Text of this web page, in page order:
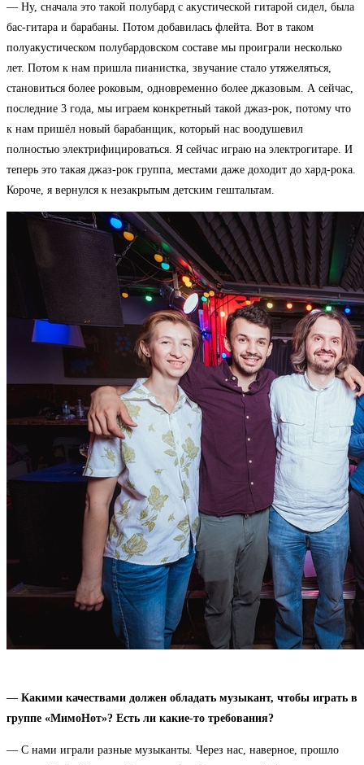
— Ну, сначала это такой полубард с акустической гитарой сидел, была
бас-гитара и барабаны. Потом добавилась флейта. Вот в таком
полуакустическом полубардовском составе мы проиграли несколько
лет. Потом к нам пришла пианистка, звучание стало утяжеляться,
становиться более роковым, одновременно более джазовым. А сейчас,
последние 3 года, мы играем конкретный такой джаз-рок, потому что
к нам пришёл новый барабанщик, который нас воодушевил
полностью электрифицироваться. Я сейчас играю на электрогитаре. И
теперь это такая джаз-рок группа, местами даже доходит до хард-рока.
Короче, я вернулся к незакрытым детским гештальтам.
— Какими качествами должен обладать музыкант, чтобы играть в
группе «МимоНот»? Есть ли какие-то требования?
— С нами играли разные музыканты. Через нас, наверное, прошло